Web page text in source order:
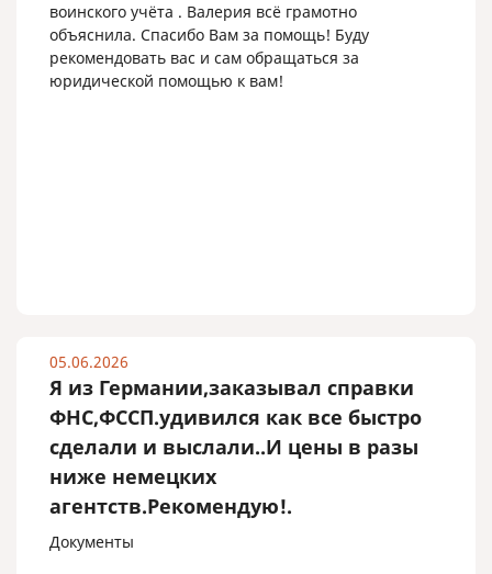
воинского учёта . Валерия всё грамотно
объяснила. Спасибо Вам за помощь! Буду
рекомендовать вас и сам обращаться за
юридической помощью к вам!
05.06.2026
Я из Германии,заказывал справки
ФНС,ФССП.удивился как все быстро
сделали и выслали..И цены в разы
ниже немецких
агентств.Рекомендую!.
Документы